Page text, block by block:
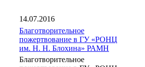
14.07.2016
Благотворительное
пожертвование в ГУ «РОНЦ
им. Н. Н. Блохина» РАМН
Благотворительное